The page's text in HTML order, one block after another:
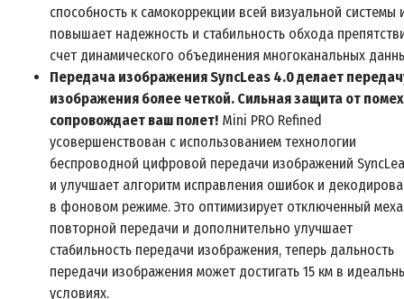
способность к самокоррекции всей визуальной системы
повышает надежность и стабильность обхода
счет динамического объединения многоканальных
Передача изображения SyncLeas 4.0 делает
изображения более четкой. Сильная защита от помех
сопровождает ваш полет! Mini PRO Refined
усовершенствован с использованием технологии
беспроводной цифровой передачи изображений
и улучшает алгоритм исправления ошибок и
в фоновом режиме. Это оптимизирует отключенный
повторной передачи и дополнительно улучшает
стабильность передачи изображения, теперь дальность
передачи изображения может достигать 15 км в
условиях.